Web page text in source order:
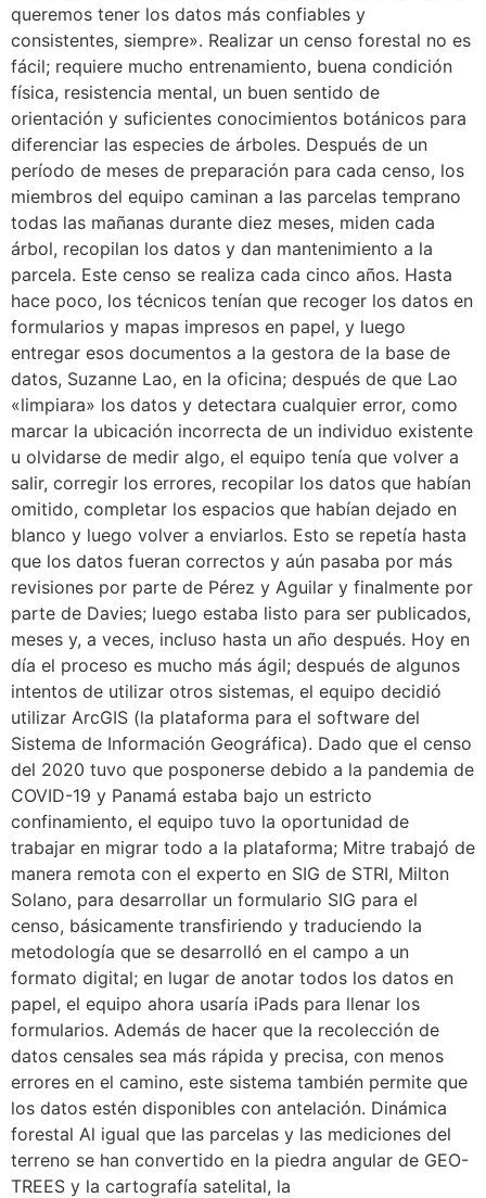
queremos tener los datos más confiables y
consistentes, siempre». Realizar un censo forestal no es
fácil; requiere mucho entrenamiento, buena condición
física, resistencia mental, un buen sentido de
orientación y suficientes conocimientos botánicos para
diferenciar las especies de árboles. Después de un
período de meses de preparación para cada censo, los
miembros del equipo caminan a las parcelas temprano
todas las mañanas durante diez meses, miden cada
árbol, recopilan los datos y dan mantenimiento a la
parcela. Este censo se realiza cada cinco años. Hasta
hace poco, los técnicos tenían que recoger los datos en
formularios y mapas impresos en papel, y luego
entregar esos documentos a la gestora de la base de
datos, Suzanne Lao, en la oficina; después de que Lao
«limpiara» los datos y detectara cualquier error, como
marcar la ubicación incorrecta de un individuo existente
u olvidarse de medir algo, el equipo tenía que volver a
salir, corregir los errores, recopilar los datos que habían
omitido, completar los espacios que habían dejado en
blanco y luego volver a enviarlos. Esto se repetía hasta
que los datos fueran correctos y aún pasaba por más
revisiones por parte de Pérez y Aguilar y finalmente por
parte de Davies; luego estaba listo para ser publicados,
meses y, a veces, incluso hasta un año después. Hoy en
día el proceso es mucho más ágil; después de algunos
intentos de utilizar otros sistemas, el equipo decidió
utilizar ArcGIS (la plataforma para el software del
Sistema de Información Geográfica). Dado que el censo
del 2020 tuvo que posponerse debido a la pandemia de
COVID-19 y Panamá estaba bajo un estricto
confinamiento, el equipo tuvo la oportunidad de
trabajar en migrar todo a la plataforma; Mitre trabajó de
manera remota con el experto en SIG de STRI, Milton
Solano, para desarrollar un formulario SIG para el
censo, básicamente transfiriendo y traduciendo la
metodología que se desarrolló en el campo a un
formato digital; en lugar de anotar todos los datos en
papel, el equipo ahora usaría iPads para llenar los
formularios. Además de hacer que la recolección de
datos censales sea más rápida y precisa, con menos
errores en el camino, este sistema también permite que
los datos estén disponibles con antelación. Dinámica
forestal Al igual que las parcelas y las mediciones del
terreno se han convertido en la piedra angular de GEO-
TREES y la cartografía satelital, la